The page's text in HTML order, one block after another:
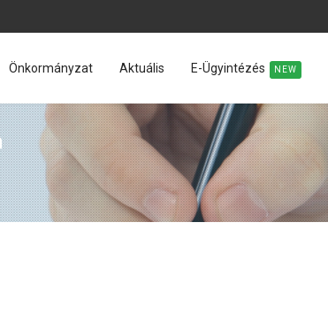
Önkormányzat Aktuális E-Ügyintézés NEW